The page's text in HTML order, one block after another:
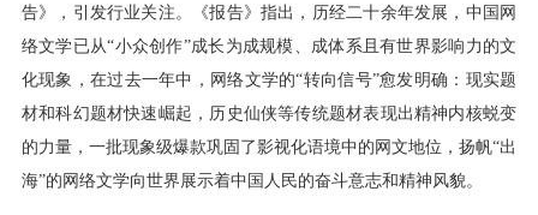
告》，引发行业关注。《报告》指出，历经二十余年发展，中国网
络文学已从“小众创作”成长为成规模、成体系且有世界影响力的文
化现象，在过去一年中，网络文学的“转向信号”愈发明确：现实题
材和科幻题材快速崛起，历史仙侠等传统题材表现出精神内核蜕变
的力量，一批现象级爆款巩固了影视化语境中的网文地位，扬帆“出
海”的网络文学向世界展示着中国人民的奋斗意志和精神风貌。